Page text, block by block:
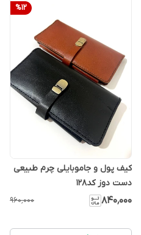
%12
کیف پول و جاموبایلی چرم طبیعی
دست دوز کد۱۲۸
۸۴۰٬۰۰۰ ۹۶۰٬۰۰۰